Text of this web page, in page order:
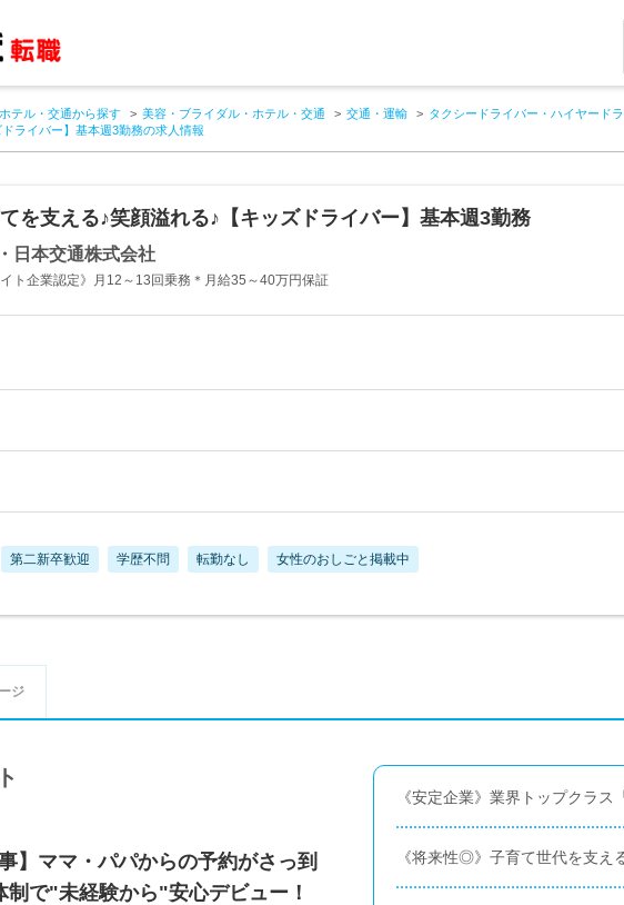
テル・交通から探す 美容・ブライダル・ホテル・交通 交通・運輸 タクシードライバー・ハイヤード
ライバー】基本週3勤務の求人情報
を支える♪笑顔溢れる♪【キッズドライバー】基本週3勤務
日本交通株式会社
イト企業認定》月12～13回乗務＊月給35～40万円保証
第二新卒歓迎 学歴不問 転勤なし 女性のおしごと掲載中
ジ
】ママ・パパからの予約がさっ到
で"未経験から"安心デビュー！
《安定企業》業界トップクラス
《将来性◎》子育て世代を支え